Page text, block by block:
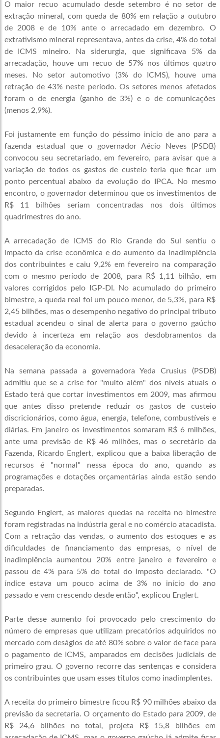
O maior recuo acumulado desde setembro é no setor de
extração mineral, com queda de 80% em relação a outubro
de 2008 e de 10% ante o arrecadado em dezembro. O
extrativismo mineral representava, antes da crise, 4% do total
de ICMS mineiro. Na siderurgia, que significava 5% da
arrecadação, houve um recuo de 57% nos últimos quatro
meses. No setor automotivo (3% do ICMS), houve uma
retração de 43% neste período. Os setores menos afetados
foram o de energia (ganho de 3%) e o de comunicações
(menos 2,9%).
Foi justamente em função do péssimo início de ano para a
fazenda estadual que o governador Aécio Neves (PSDB)
convocou seu secretariado, em fevereiro, para avisar que a
variação de todos os gastos de custeio teria que ficar um
ponto percentual abaixo da evolução do IPCA. No mesmo
encontro, o governador determinou que os investimentos de
R$ 11 bilhões seriam concentradas nos dois últimos
quadrimestres do ano.
A arrecadação de ICMS do Rio Grande do Sul sentiu o
impacto da crise econômica e do aumento da inadimplência
dos contribuintes e caiu 9,2% em fevereiro na comparação
com o mesmo período de 2008, para R$ 1,11 bilhão, em
valores corrigidos pelo IGP-DI. No acumulado do primeiro
bimestre, a queda real foi um pouco menor, de 5,3%, para R$
2,45 bilhões, mas o desempenho negativo do principal tributo
estadual acendeu o sinal de alerta para o governo gaúcho
devido à incerteza em relação aos desdobramentos da
desaceleração da economia.
Na semana passada a governadora Yeda Crusius (PSDB)
admitiu que se a crise for "muito além" dos níveis atuais o
Estado terá que cortar investimentos em 2009, mas afirmou
que antes disso pretende reduzir os gastos de custeio
discricionários, como água, energia, telefone, combustíveis e
diárias. Em janeiro os investimentos somaram R$ 6 milhões,
ante uma previsão de R$ 46 milhões, mas o secretário da
Fazenda, Ricardo Englert, explicou que a baixa liberação de
recursos é "normal" nessa época do ano, quando as
programações e dotações orçamentárias ainda estão sendo
preparadas.
Segundo Englert, as maiores quedas na receita no bimestre
foram registradas na indústria geral e no comércio atacadista.
Com a retração das vendas, o aumento dos estoques e as
dificuldades de financiamento das empresas, o nível de
inadimplência aumentou 20% entre janeiro e fevereiro e
passou de 4% para 5% do total do imposto declarado. "O
índice estava um pouco acima de 3% no início do ano
passado e vem crescendo desde então", explicou Englert.
Parte desse aumento foi provocado pelo crescimento do
número de empresas que utilizam precatórios adquiridos no
mercado com deságios de até 80% sobre o valor de face para
o pagamento de ICMS, amparados em decisões judiciais de
primeiro grau. O governo recorre das sentenças e considera
os contribuintes que usam esses títulos como inadimplentes.
A receita do primeiro bimestre ficou R$ 90 milhões abaixo da
previsão da secretaria. O orçamento do Estado para 2009, de
R$ 24,6 bilhões no total, projeta R$ 15,8 bilhões em